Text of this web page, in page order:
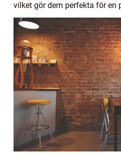
vilket gör dem perfekta för en